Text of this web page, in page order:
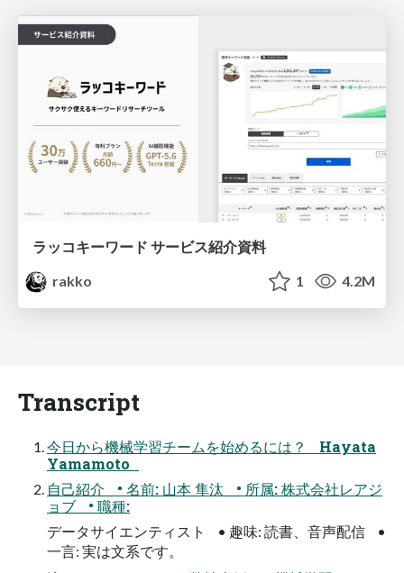
ラッコキーワード サービス紹介資料
rakko
1 4.2M
Transcript
今日から機械学習チームを始めるには？ Hayata
Yamamoto
自己紹介 • 名前: 山本 隼汰 • 所属: 株式会社レアジ
ョブ • 職種:
データサイエンティスト • 趣味: 読書、音声配信 •
一言: 実は文系です。